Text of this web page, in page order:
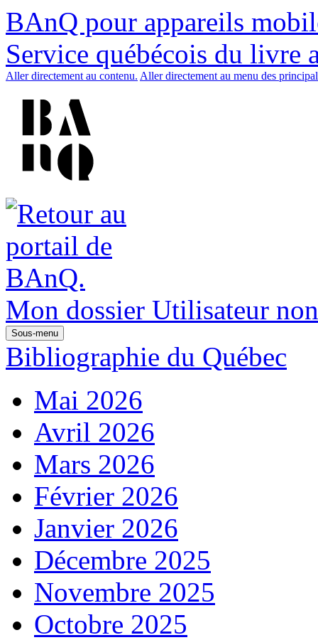
BAnQ pour appareils
Service québécois du livre
Aller directement au contenu. Aller directement au menu des
Mon dossier Utilisateur
Sous-menu
Bibliographie du Québec
Mai 2026
Avril 2026
Mars 2026
Février 2026
Janvier 2026
Décembre 2025
Novembre 2025
Octobre 2025